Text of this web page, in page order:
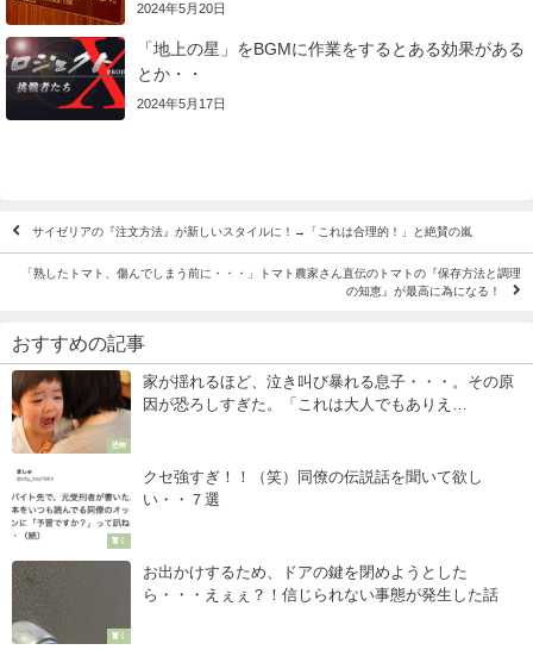
2024年5月20日
「地上の星」をBGMに作業をするとある効果がある
とか・・
2024年5月17日
サイゼリアの『注文方法』が新しいスタイルに！→「これは合理的！」と絶賛の嵐
「熟したトマト、傷んでしまう前に・・・」トマト農家さん直伝のトマトの『保存方法と調理
の知恵』が最高に為になる！
おすすめの記事
恐怖
家が揺れるほど、泣き叫び暴れる息子・・・。その原
因が恐ろしすぎた。「これは大人でもありえ
驚く
クセ強すぎ！！（笑）同僚の伝説話を聞いて欲し
い・・７選
驚く
お出かけするため、ドアの鍵を閉めようとした
ら・・・えぇぇ？！信じられない事態が発生した話